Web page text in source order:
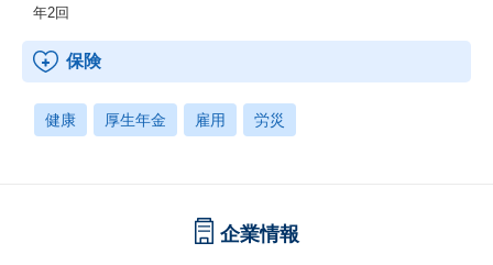
年2回
保険
健康 厚生年金 雇用 労災
企業情報